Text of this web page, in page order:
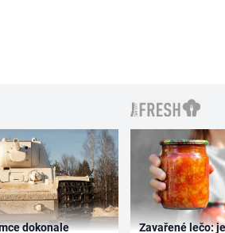
dokonale Zavařené lečo: